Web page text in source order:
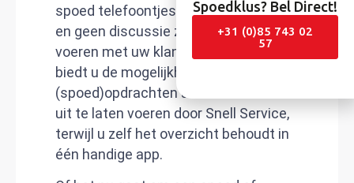
spoed telefoontjes meer met vragen
en geen discussie zelf meer hoeft te
voeren met uw klanten? Het Portaal
biedt u de mogelijkheid om al uw
(spoed)opdrachten aan te nemen en
uit te laten voeren door Snell Service,
terwijl u zelf het overzicht behoudt in
één handige app.
Spoedklus? Bel Direct!
+31 (0)85 743 02
57